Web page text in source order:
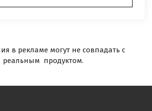
в рекламе могут не совпадать с
реальным продуктом.